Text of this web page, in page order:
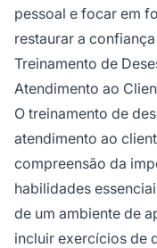
pessoal e focar em
restaurar a
Treinamento de
Atendimento ao
O treinamento de
atendimento ao
compreensão da
habilidades
de um ambiente de
incluir exercícios de